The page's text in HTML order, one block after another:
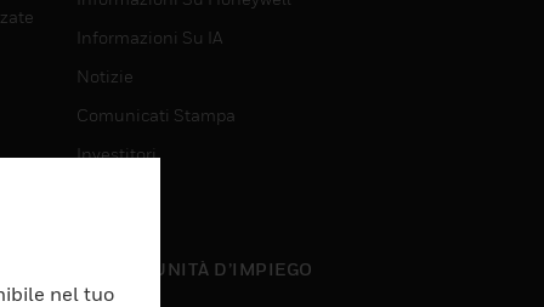
Informazioni Su IA
Notizie
Comunicati Stampa
Investitori
OPPORTUNITÀ D’IMPIEGO
nel tuo